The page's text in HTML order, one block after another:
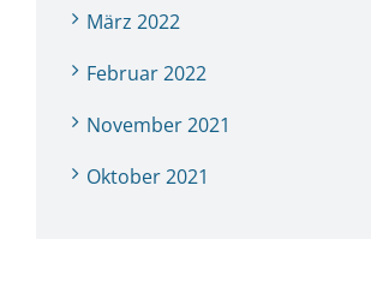
März 2022
Februar 2022
November 2021
Oktober 2021